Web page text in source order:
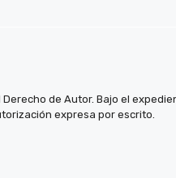
de Autor. Bajo el
expresa por escrito.